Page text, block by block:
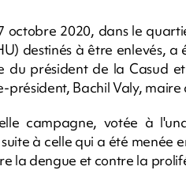
octobre 2020, dans le
destinés à être enlevés,
du président de la Casud
président, Bachil Valy, maire
campagne, votée à
à celle qui a été menée
la dengue et contre la